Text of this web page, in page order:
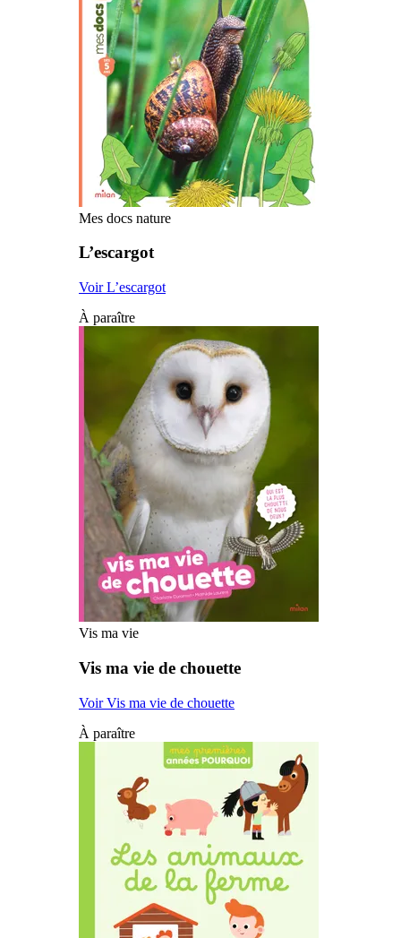
Mes docs nature
L’escargot
Voir L’escargot
À paraître
Vis ma vie
Vis ma vie de chouette
Voir Vis ma vie de chouette
À paraître